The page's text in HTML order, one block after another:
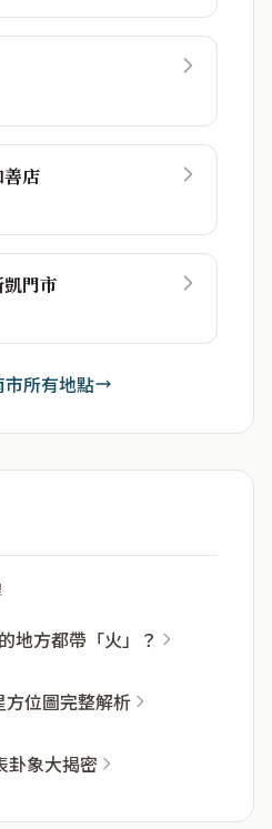
店
門市
所有地點
地方都帶「火」？
位圖完整解析
卦象大揭密